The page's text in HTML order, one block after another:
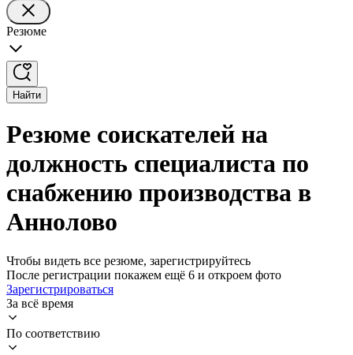
Резюме
Найти
Резюме соискателей на
должность специалиста по
снабжению производства в
Аннолово
Чтобы видеть все резюме, зарегистрируйтесь
После регистрации покажем ещё 6 и откроем фото
Зарегистрироваться
За всё время
По соответствию